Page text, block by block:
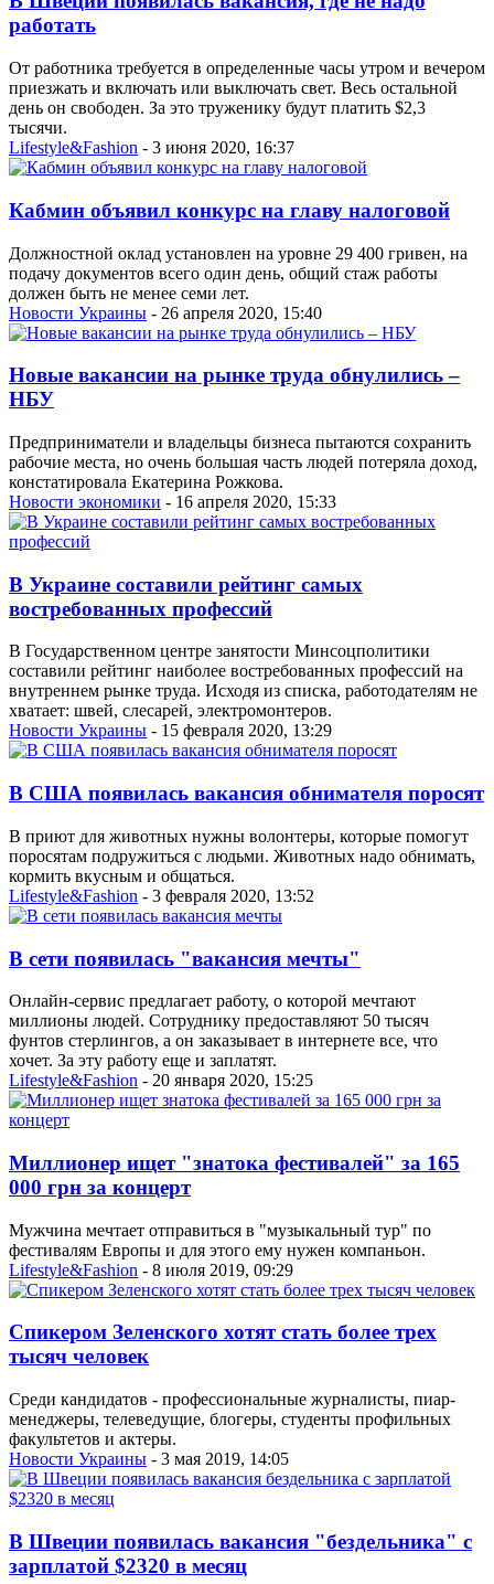
работать
От работника требуется в определенные часы утром и вечером
приезжать и включать или выключать свет. Весь остальной
день он свободен. За это труженику будут платить $2,3
тысячи.
Lifestyle&Fashion - 3 июня 2020, 16:37
Кабмин объявил конкурс на главу налоговой
Должностной оклад установлен на уровне 29 400 гривен, на
подачу документов всего один день, общий стаж работы
должен быть не менее семи лет.
Новости Украины - 26 апреля 2020, 15:40
Новые вакансии на рынке труда обнулились –
НБУ
Предприниматели и владельцы бизнеса пытаются сохранить
рабочие места, но очень большая часть людей потеряла доход,
констатировала Екатерина Рожкова.
Новости экономики - 16 апреля 2020, 15:33
В Украине составили рейтинг самых
востребованных профессий
В Государственном центре занятости Минсоцполитики
составили рейтинг наиболее востребованных профессий на
внутреннем рынке труда. Исходя из списка, работодателям не
хватает: швей, слесарей, электромонтеров.
Новости Украины - 15 февраля 2020, 13:29
В США появилась вакансия обнимателя поросят
В приют для животных нужны волонтеры, которые помогут
поросятам подружиться с людьми. Животных надо обнимать,
кормить вкусным и общаться.
Lifestyle&Fashion - 3 февраля 2020, 13:52
В сети появилась "вакансия мечты"
Онлайн-сервис предлагает работу, о которой мечтают
миллионы людей. Сотруднику предоставляют 50 тысяч
фунтов стерлингов, а он заказывает в интернете все, что
хочет. За эту работу еще и заплатят.
Lifestyle&Fashion - 20 января 2020, 15:25
Миллионер ищет "знатока фестивалей" за 165
000 грн за концерт
Мужчина мечтает отправиться в "музыкальный тур" по
фестивалям Европы и для этого ему нужен компаньон.
Lifestyle&Fashion - 8 июля 2019, 09:29
Спикером Зеленского хотят стать более трех
тысяч человек
Среди кандидатов - профессиональные журналисты, пиар-
менеджеры, телеведущие, блогеры, студенты профильных
факультетов и актеры.
Новости Украины - 3 мая 2019, 14:05
В Швеции появилась вакансия "бездельника" с
зарплатой $2320 в месяц